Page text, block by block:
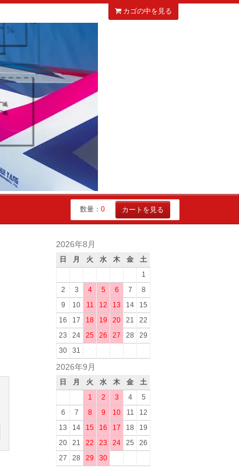
カゴの中を見る
数量： 0 カートを見る
2026年8月
日 月 火 水 木 金
土
1
2
3 4 5 6 7
8
9
10 11 12 13 14
15
16
17 18 19 20 21
22
23
24 25 26 27 28
29
30
31
2026年9月
日 月 火 水 木 金
土
1
2 3 4
5
6
7 8 9 10 11
12
13
14 15 16 17 18
19
20
21 22 23 24 25
26
27
28 29 30